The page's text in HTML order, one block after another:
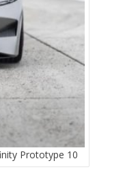
Prototype 10